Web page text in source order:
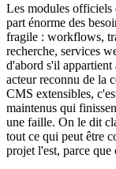
Les modules officiels
part énorme des
fragile : workflows,
recherche, services
d'abord s'il
acteur reconnu de la
CMS extensibles,
maintenus qui
une faille. On le dit
tout ce qui peut être
projet l'est, parce